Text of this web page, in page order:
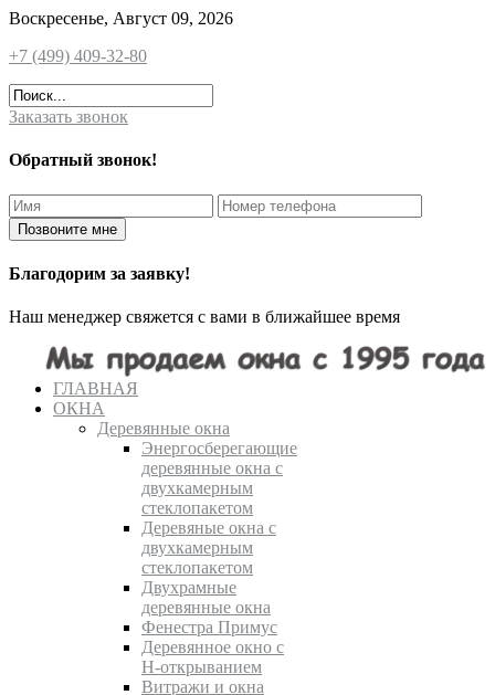
Воскресенье, Август 09, 2026
+7 (499) 409-32-80
Заказать звонок
Обратный звонок!
Благодорим за заявку!
Наш менеджер свяжется с вами в ближайшее время
ГЛАВНАЯ
ОКНА
Деревянные окна
Энергосберегающие
деревянные окна с
двухкамерным
стеклопакетом
Деревяные окна с
двухкамерным
стеклопакетом
Двухрамные
деревянные окна
Фенестра Примус
Деревянное окно с
Н-открыванием
Витражи и окна